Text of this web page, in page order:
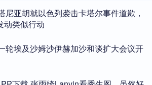
尼亚胡就以色列袭击卡塔尔事件道歉，
动类似行动
轮埃及沙姆沙伊赫加沙和谈扩大会议开